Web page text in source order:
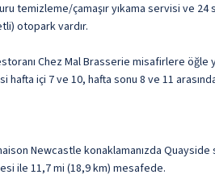
temizleme/çamaşır yıkama servisi ve
otopark vardır.
Chez Mal Brasserie misafirlere
içi 7 ve 10, hafta sonu 8 ve 11
Newcastle konaklamanızda
ile 11,7 mi (18,9 km) mesafede.